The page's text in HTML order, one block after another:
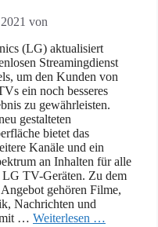
von
(LG) aktualisiert
Streamingdienst
um den Kunden von
ein noch besseres
zu gewährleisten.
gestalteten
bietet das
Kanäle und ein
an Inhalten für alle
TV-Geräten. Zu dem
gehören Filme,
Nachrichten und
… Weiterlesen …